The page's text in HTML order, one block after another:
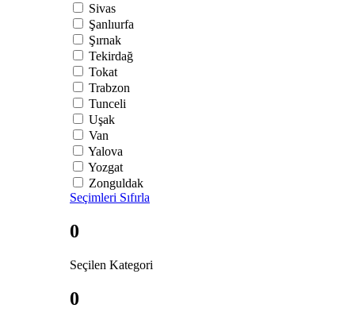
Sivas
Şanlıurfa
Şırnak
Tekirdağ
Tokat
Trabzon
Tunceli
Uşak
Van
Yalova
Yozgat
Zonguldak
Seçimleri Sıfırla
0
Seçilen Kategori
0